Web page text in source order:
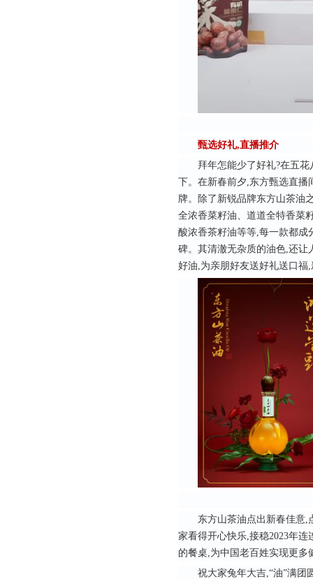
甄选好礼,直播推介
拜年怎能少了好礼?在五
下。在新春前夕,东方甄选直播
牌。除了新锐品牌东方山茶油
全浓香菜籽油、道道全特香菜
酸浓香茶籽油等等,每一款都成
碑。其清澈无杂质的油色,还让
好油,为亲朋好友送好礼送口福
东方山茶油点出新春佳意,
家看得开心快乐,接稳2023年
的餐桌,为中国老百姓实现更多
祝大家兔年大吉,“油”满团